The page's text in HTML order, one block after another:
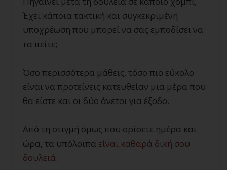
Έχει κάποια τακτική και συγκεκριμένη
υποχρέωση που μπορεί να σας εμποδίσει να
τα πείτε;
Όσο περισσότερα μάθεις, τόσο πιο εύκολο
είναι να προτείνεις κατευθείαν μια μέρα που
θα είστε και οι δύο άνετοι για έξοδο.
Από τη στιγμή όμως που ορίσετε ημέρα και
ώρα, τα υπόλοιπα είναι καθαρά δική σου
δουλειά.